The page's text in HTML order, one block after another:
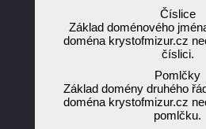
Číslice
Základ doménového
doména krystofmizur.cz
číslici.
Pomlčky
Základ domény druhého
doména krystofmizur.cz
pomlčku.